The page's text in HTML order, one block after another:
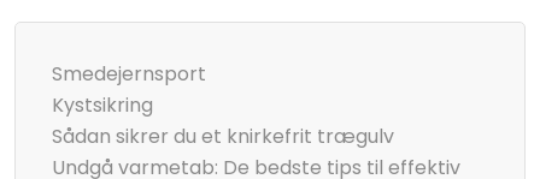
Smedejernsport
Kystsikring
Sådan sikrer du et knirkefrit trægulv
Undgå varmetab: De bedste tips til effektiv